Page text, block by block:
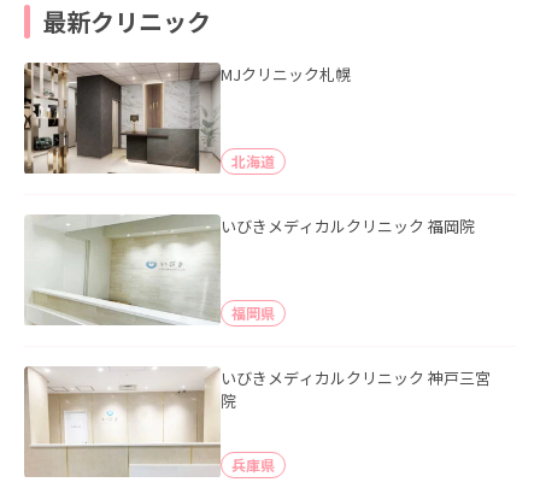
最新クリニック
MJクリニック札幌
北海道
いびきメディカルクリニック 福岡院
福岡県
いびきメディカルクリニック 神戸三宮
院
兵庫県